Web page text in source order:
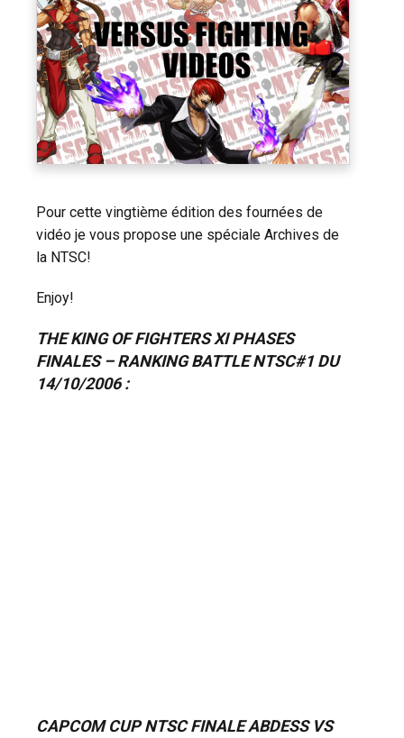
Pour cette vingtième édition des fournées de
vidéo je vous propose une spéciale Archives de
la NTSC!
Enjoy!
THE KING OF FIGHTERS XI PHASES
FINALES – RANKING BATTLE NTSC#1 DU
14/10/2006 :
CAPCOM CUP NTSC FINALE ABDESS VS